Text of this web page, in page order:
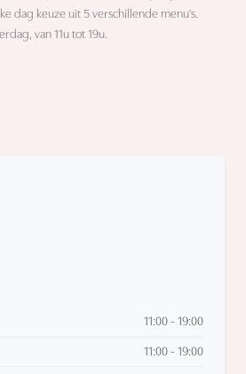
dag keuze uit 5 verschillende menu's.
van 11u tot 19u.
11:00 - 19:00
11:00 - 19:00